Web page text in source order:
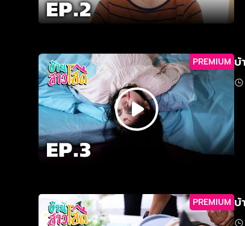
PREMIUM บ้
PREMIUM บ้